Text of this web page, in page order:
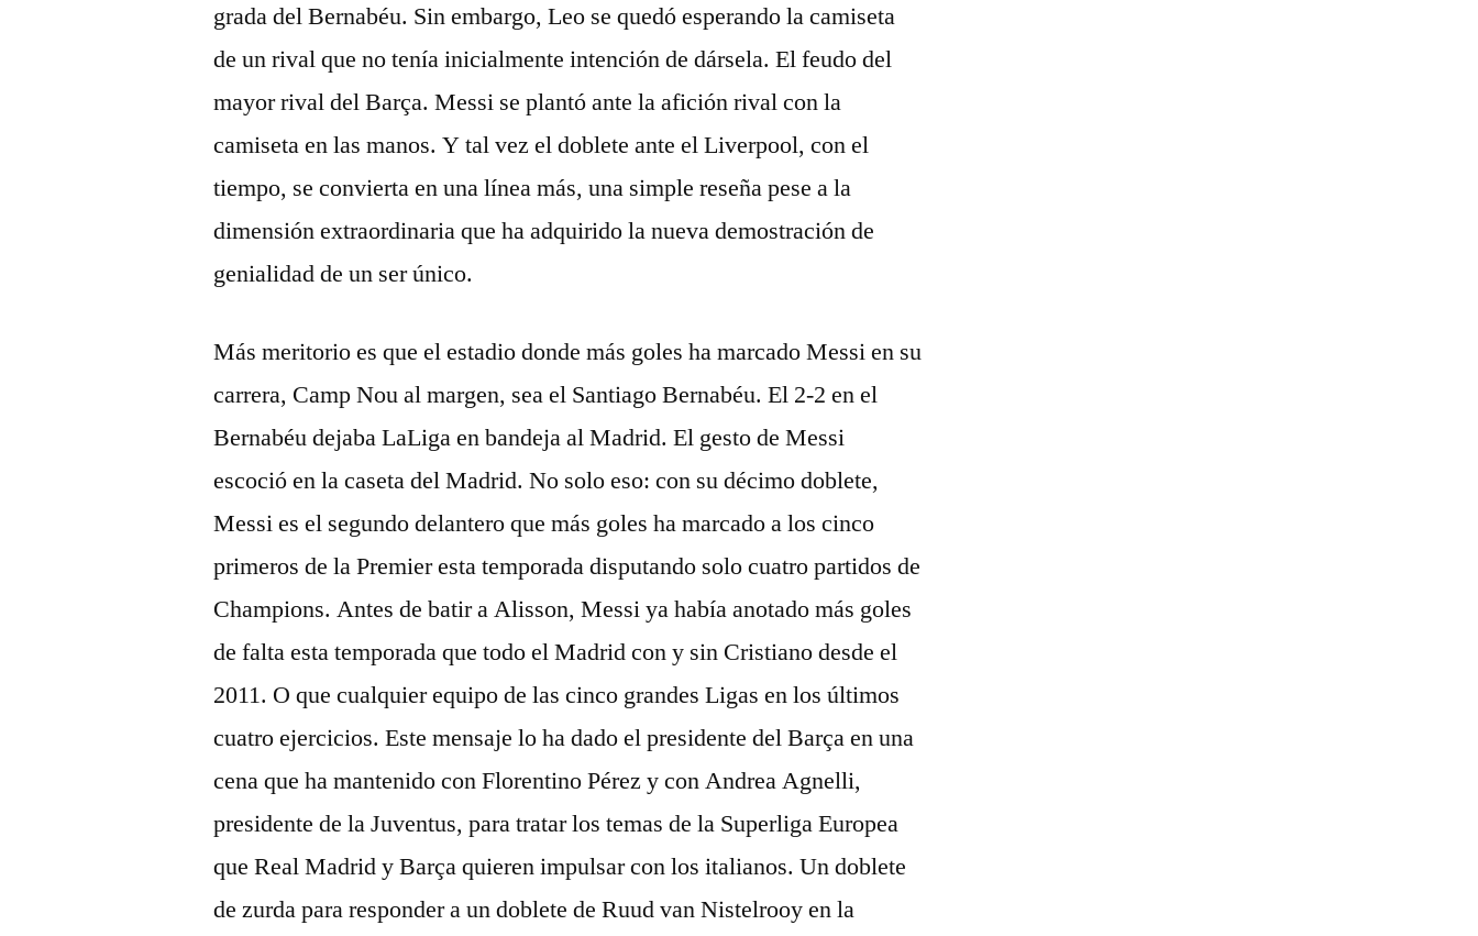
grada del Bernabéu. Sin embargo, Leo se quedó esperando la camiseta
de un rival que no tenía inicialmente intención de dársela. El feudo del
mayor rival del Barça. Messi se plantó ante la afición rival con la
camiseta en las manos. Y tal vez el doblete ante el Liverpool, con el
tiempo, se convierta en una línea más, una simple reseña pese a la
dimensión extraordinaria que ha adquirido la nueva demostración de
genialidad de un ser único.
Más meritorio es que el estadio donde más goles ha marcado Messi en su
carrera, Camp Nou al margen, sea el Santiago Bernabéu. El 2-2 en el
Bernabéu dejaba LaLiga en bandeja al Madrid. El gesto de Messi
escoció en la caseta del Madrid. No solo eso: con su décimo doblete,
Messi es el segundo delantero que más goles ha marcado a los cinco
primeros de la Premier esta temporada disputando solo cuatro partidos de
Champions. Antes de batir a Alisson, Messi ya había anotado más goles
de falta esta temporada que todo el Madrid con y sin Cristiano desde el
2011. O que cualquier equipo de las cinco grandes Ligas en los últimos
cuatro ejercicios. Este mensaje lo ha dado el presidente del Barça en una
cena que ha mantenido con Florentino Pérez y con Andrea Agnelli,
presidente de la Juventus, para tratar los temas de la Superliga Europea
que Real Madrid y Barça quieren impulsar con los italianos. Un doblete
de zurda para responder a un doblete de Ruud van Nistelrooy en la